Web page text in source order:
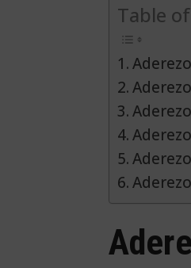
Table